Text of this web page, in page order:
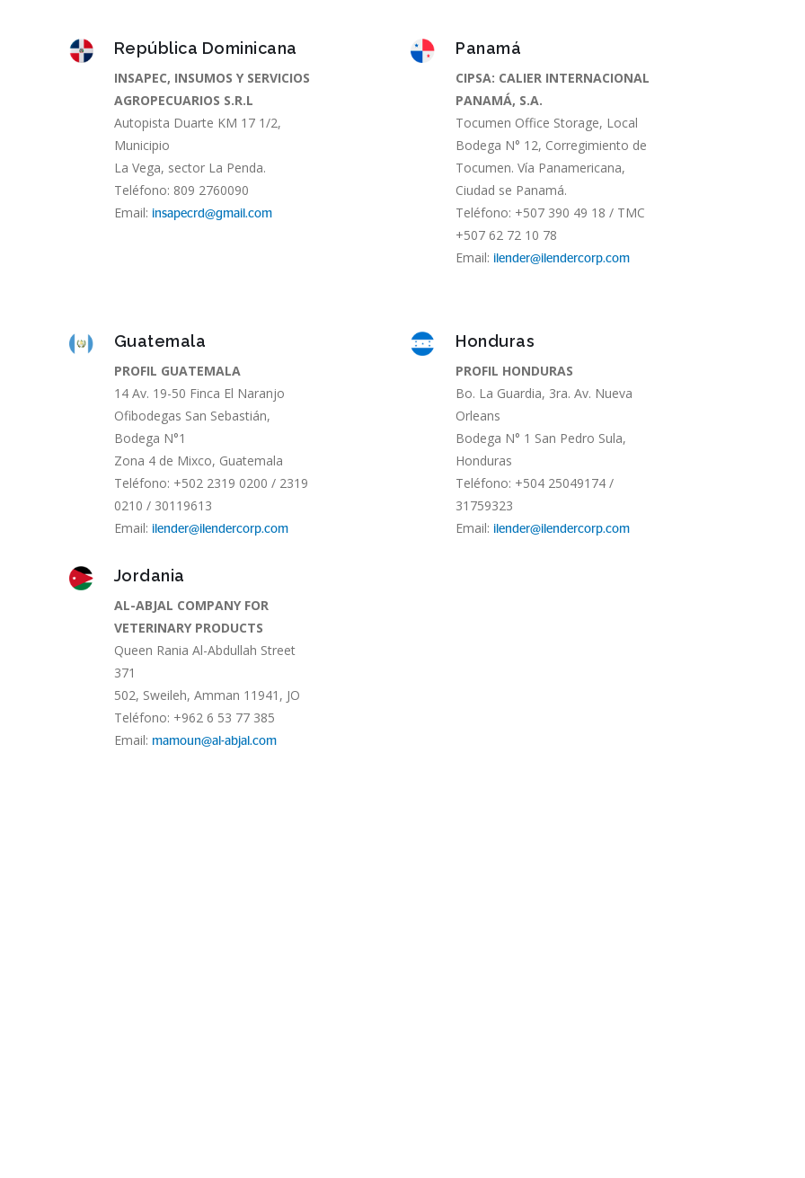
República Dominicana
INSAPEC, INSUMOS Y SERVICIOS
AGROPECUARIOS S.R.L
Autopista Duarte KM 17 1/2,
Municipio
La Vega, sector La Penda.
Teléfono: 809 2760090
Email: insapecrd@gmail.com
Panamá
CIPSA: CALIER INTERNACIONAL
PANAMÁ, S.A.
Tocumen Office Storage, Local
Bodega N° 12, Corregimiento de
Tocumen. Vía Panamericana,
Ciudad se Panamá.
Teléfono: +507 390 49 18 / TMC
+507 62 72 10 78
Email: ilender@ilendercorp.com
Guatemala
PROFIL GUATEMALA
14 Av. 19-50 Finca El Naranjo
Ofibodegas San Sebastián,
Bodega N°1
Zona 4 de Mixco, Guatemala
Teléfono: +502 2319 0200 / 2319
0210 / 30119613
Email: ilender@ilendercorp.com
Honduras
PROFIL HONDURAS
Bo. La Guardia, 3ra. Av. Nueva
Orleans
Bodega N° 1 San Pedro Sula,
Honduras
Teléfono: +504 25049174 /
31759323
Email: ilender@ilendercorp.com
Jordania
AL-ABJAL COMPANY FOR
VETERINARY PRODUCTS
Queen Rania Al-Abdullah Street
371
502, Sweileh, Amman 11941, JO
Teléfono: +962 6 53 77 385
Email: mamoun@al-abjal.com